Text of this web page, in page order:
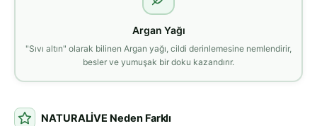
Argan Yağı
"Sıvı altın" olarak bilinen Argan yağı, cildi derinlemesine nemlendirir,
besler ve yumuşak bir doku kazandırır.
NATURALİVE Neden Farklı